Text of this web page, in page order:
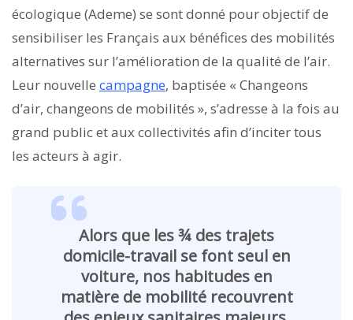
écologique (Ademe) se sont donné pour objectif de
sensibiliser les Français aux bénéfices des mobilités
alternatives sur l’amélioration de la qualité de l’air.
Leur nouvelle campagne, baptisée « Changeons
d’air, changeons de mobilités », s’adresse à la fois au
grand public et aux collectivités afin d’inciter tous
les acteurs à agir.
Alors que les ¾ des trajets
domicile-travail se font seul en
voiture, nos habitudes en
matière de mobilité recouvrent